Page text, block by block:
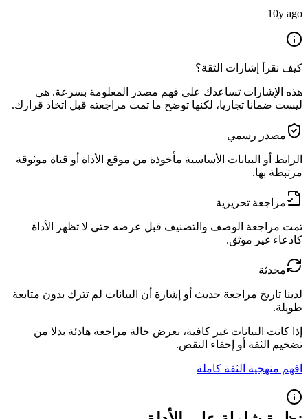
10y ago
كيف نقرأ إشارات الثقة؟
هذه الإشارات تساعدك على فهم مصدر المعلومة بسرعة. هي
ليست ضمانا تجاريا، لكنها توضح ما تمت مراجعته قبل اتخاذ قرارك.
مصدر رسمي
الرابط أو البيانات الأساسية مأخوذة من موقع الأداة أو قناة موثوقة
مرتبطة بها.
مراجعة تحريرية
تمت مراجعة الوصف والتصنيف قبل عرضه حتى لا تظهر الأداة
كادعاء غير موثق.
محدثة
لدينا تاريخ مراجعة حديث أو إشارة أن البيانات لم تترك بدون متابعة
طويلة.
إذا كانت البيانات غير كافية، نعرض حالة مراجعة هادئة بدلا من
تضخيم الثقة أو إخفاء النقص.
افهم منهجية الثقة كاملة